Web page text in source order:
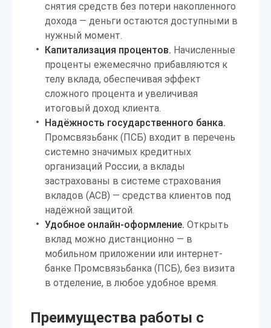
снятия средств без потери накопленного
дохода — деньги остаются доступными в
нужный момент.
Капитализация процентов. Начисленные
проценты ежемесячно прибавляются к
телу вклада, обеспечивая эффект
сложного процента и увеличивая
итоговый доход клиента.
Надёжность государственного банка.
Промсвязьбанк (ПСБ) входит в перечень
системно значимых кредитных
организаций России, а вклады
застрахованы в системе страхования
вкладов (АСВ) — средства клиентов под
надёжной защитой.
Удобное онлайн-оформление. Открыть
вклад можно дистанционно — в
мобильном приложении или интернет-
банке Промсвязьбанка (ПСБ), без визита
в отделение, в любое удобное время.
Преимущества работы с